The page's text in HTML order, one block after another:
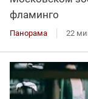
фламинго
Панорама 22